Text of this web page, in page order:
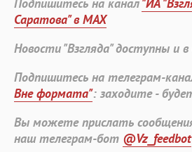
Саратова" в MAX
Новости "Взгляда" доступны и
Подпишитесь на телеграм-
Вне формата": заходите -
Вы можете прислать
наш телеграм-бот @Vz_feedbot